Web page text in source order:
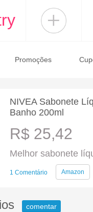
Promoções
NIVEA Sabonete
Banho 200ml
R$ 25,42
Melhor sabonete
1 Comentário Amazon
comentar